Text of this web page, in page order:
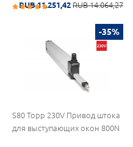
RUB 11.251,42 RUB 14.064,27
-35%
S80 Topp 230V Привод штока
для выступающих окон 800N